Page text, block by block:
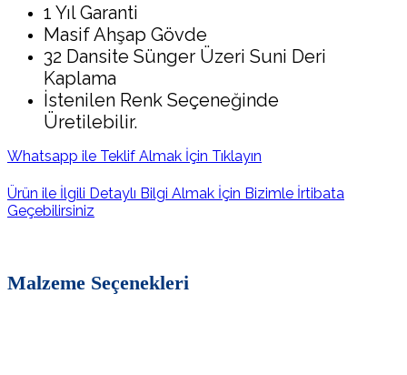
1 Yıl Garanti
Masif Ahşap Gövde
32 Dansite Sünger Üzeri Suni Deri
Kaplama
İstenilen Renk Seçeneğinde
Üretilebilir.
Whatsapp ile Teklif Almak İçin Tıklayın
Ürün ile İlgili Detaylı Bilgi Almak İçin Bizimle İrtibata
Geçebilirsiniz
Malzeme Seçenekleri